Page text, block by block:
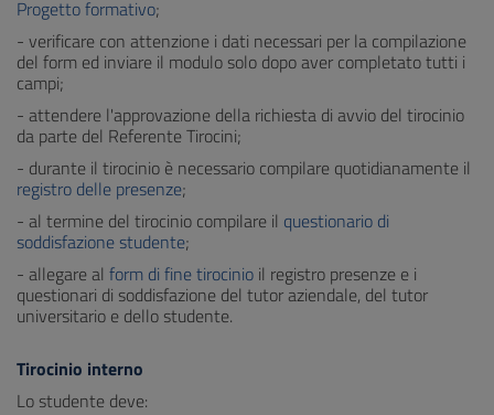
Progetto formativo;
- verificare con attenzione i dati necessari per la compilazione
del form ed inviare il modulo solo dopo aver completato tutti i
campi;
- attendere l'approvazione della richiesta di avvio del tirocinio
da parte del Referente Tirocini;
- durante il tirocinio è necessario compilare quotidianamente il
registro delle presenze;
- al termine del tirocinio compilare il questionario di
soddisfazione studente;
- allegare al form di fine tirocinio il registro presenze e i
questionari di soddisfazione del tutor aziendale, del tutor
universitario e dello studente.
Tirocinio interno
Lo studente deve: